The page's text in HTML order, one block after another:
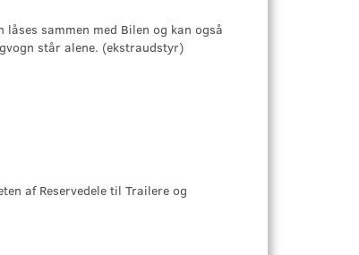
sammen med Bilen og kan også
står alene. (ekstraudstyr)
af Reservedele til Trailere og